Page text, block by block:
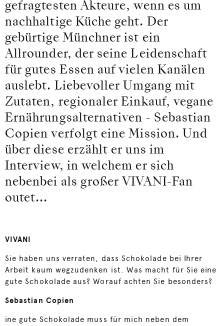
gefragtesten Akteure, wenn es um
nachhaltige Küche geht. Der
gebürtige Münchner ist ein
Allrounder, der seine Leidenschaft
für gutes Essen auf vielen Kanälen
auslebt. Liebevoller Umgang mit
Zutaten, regionaler Einkauf, vegane
Ernährungsalternativen - Sebastian
Copien verfolgt eine Mission. Und
über diese erzählt er uns im
Interview, in welchem er sich
nebenbei als großer VIVANI-Fan
outet...
VIVANI
Sie haben uns verraten, dass Schokolade bei Ihrer
Arbeit kaum wegzudenken ist. Was macht für Sie eine
gute Schokolade aus? Worauf achten Sie besonders?
Sebastian Copien
ine gute Schokolade muss für mich neben dem